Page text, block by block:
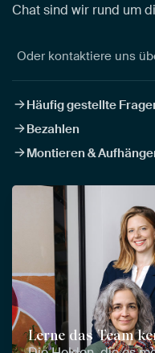
Chat sind wir rund um
Oder kontaktiere uns
Häufig gestellte
Bezahlen
Montieren &
Lerne das Team